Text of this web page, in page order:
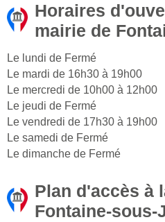
Horaires
mairie de
Le lundi de Fermé
Le mardi de 16h30 à 19h00
Le mercredi de 10h00 à 12h00
Le jeudi de Fermé
Le vendredi de 17h30 à 19h00
Le samedi de Fermé
Le dimanche de Fermé
Plan d'accès à
Fontaine-sous-